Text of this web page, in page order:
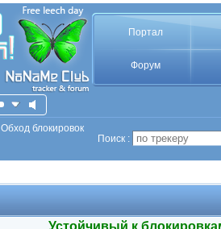
Портал
Форум
Обход блокировок
Поиск :
Устойчивый к